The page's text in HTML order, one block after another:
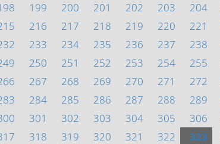
199 200 201 202 203 204
216 217 218 219 220 221
233 234 235 236 237 238
250 251 252 253 254 255
267 268 269 270 271 272
284 285 286 287 288 289
301 302 303 304 305 306
318 319 320 321 322 323